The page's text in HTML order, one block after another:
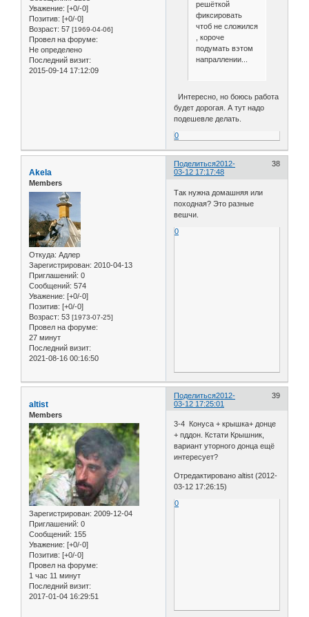
Уважение: [+0/-0]
Позитив: [+0/-0]
Возраст: 57 [1969-04-06]
Провел на форуме:
Не определено
Последний визит:
2015-09-14 17:12:09
решёткой
фиксировать
чтоб не сложился
, короче
подумать вэтом
напраллении...
Интересно, но боюсь работа
будет дорогая. А тут надо
подешевле делать.
0
Поделиться 38
2012-
03-12 17:17:48
Akela
Members
Откуда: Адлер
Зарегистрирован: 2010-04-13
Приглашений: 0
Сообщений: 574
Уважение: [+0/-0]
Позитив: [+0/-0]
Возраст: 53 [1973-07-25]
Провел на форуме:
27 минут
Последний визит:
2021-08-16 00:16:50
Так нужна домашняя или
походная? Это разные
вешчи.
0
Поделиться 39
2012-
03-12 17:25:01
altist
Members
Зарегистрирован: 2009-12-04
Приглашений: 0
Сообщений: 155
Уважение: [+0/-0]
Позитив: [+0/-0]
Провел на форуме:
1 час 11 минут
Последний визит:
2017-01-04 16:29:51
3-4 Конуса + крышка+ донце
+ пддон. Кстати Крышник,
вариант уторного донца ещё
интересует?
Отредактировано altist (2012-
03-12 17:26:15)
0